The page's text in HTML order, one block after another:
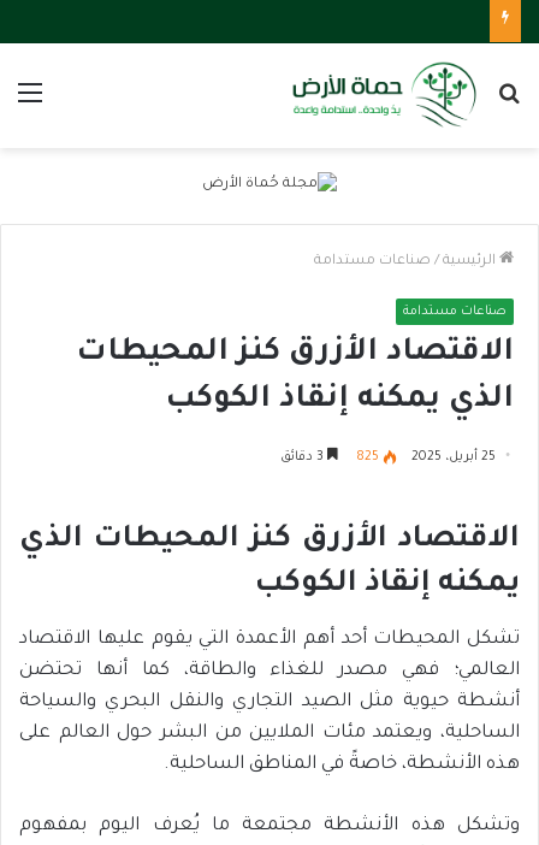
بحث
الرئيسية / صناعات مستدامة
صناعات مستدامة
الاقتصاد الأزرق كنز المحيطات
الذي يمكنه إنقاذ الكوكب
25 أبريل، 2025 825
الاقتصاد الأزرق كنز المحيطات الذي
يمكنه إنقاذ الكوكب
تشكل المحيطات أحد أهم الأعمدة التي يقوم عليها الاقتصاد
العالمي؛ فهي مصدر للغذاء والطاقة، كما أنها تحتضن
أنشطة حيوية مثل الصيد التجاري والنقل البحري والسياحة
الساحلية، ويعتمد مئات الملايين من البشر حول العالم على
هذه الأنشطة، خاصةً في المناطق الساحلية.
وتشكل هذه الأنشطة مجتمعة ما يُعرف اليوم بمفهوم